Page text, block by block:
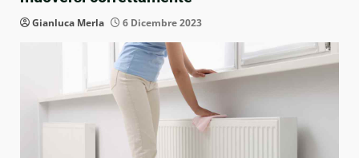
Gianluca Merla 6 Dicembre 2023